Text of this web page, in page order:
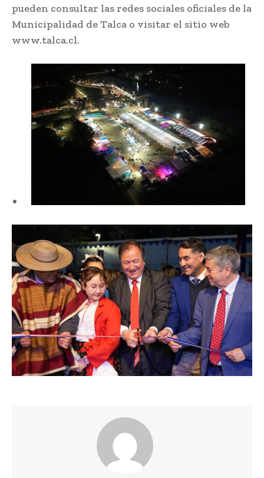
pueden consultar las redes sociales oficiales de la
Municipalidad de Talca o visitar el sitio web
www.talca.cl.